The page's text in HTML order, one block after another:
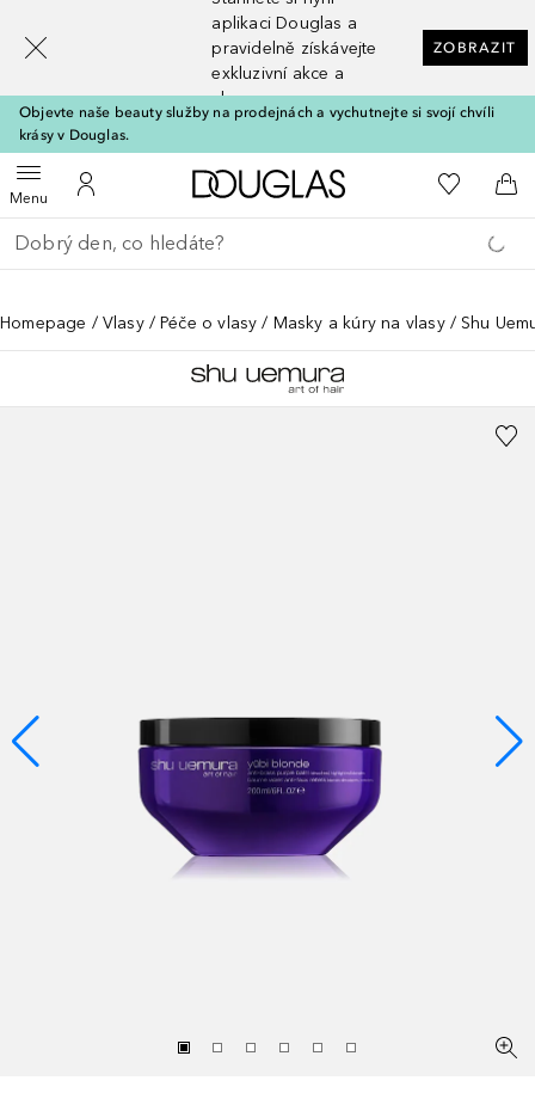
aplikaci Douglas a
pravidelně získávejte
exkluzivní akce a
slevy
ZOBRAZIT
Objevte naše beauty služby na prodejnách a vychutnejte si svojí chvíli
krásy v Douglas.
MenuOtevřít menuK mému účtu
Domů K mému
Do
Vraťte se
Proveďte vyhledávání
Homepage Vlasy Péče o vlasy Masky a kúry na vlasy Shu
[navigation.slideout.screenreader]